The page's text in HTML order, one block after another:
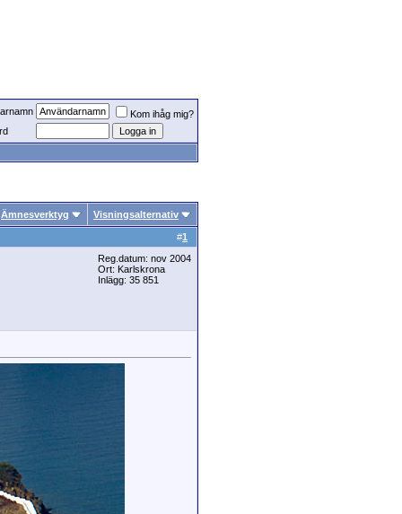
Kom ihåg mig?
Ämnesverktyg Visningsalternativ
#1
Reg.datum: nov 2004
Ort: Karlskrona
Inlägg: 35 851